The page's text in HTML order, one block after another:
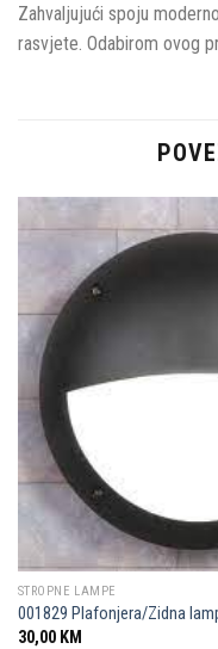
Zahvaljujući spoju
rasvjete. Odabirom ovog
STROPNE LAMPE
001829 Plafonjera/Zidna
30,00 KM